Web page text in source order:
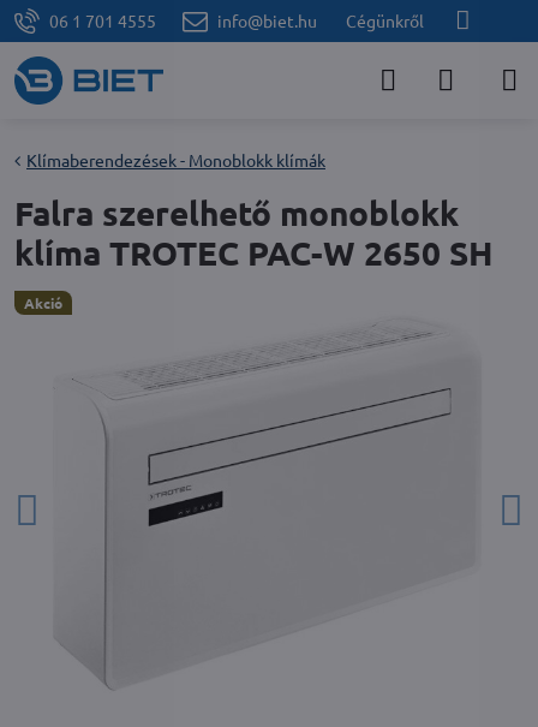
06 1 701 4555 info@biet.hu Cégünkről
Akció
Klímaberendezések - Monoblokk klímák
Falra szerelhető monoblokk
klíma TROTEC PAC-W 2650 SH